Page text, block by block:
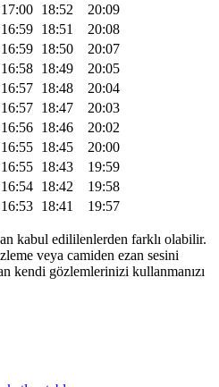
17:00 18:52
20:09
16:59 18:51
20:08
16:59 18:50
20:07
16:58 18:49
20:05
16:57 18:48
20:04
16:57 18:47
20:03
16:56 18:46
20:02
16:55 18:45
20:00
16:55 18:43
19:59
16:54 18:42
19:58
16:53 18:41 19:57
kabul edililenlerden farklı olabilir.
veya camiden ezan sesini
kendi gözlemlerinizi kullanmanızı